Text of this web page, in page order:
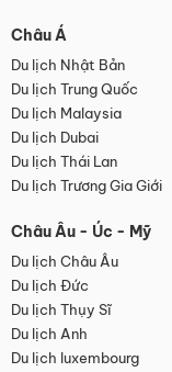
Châu Á
Du lịch Nhật Bản
Du lịch Trung Quốc
Du lịch Malaysia
Du lịch Dubai
Du lịch Thái Lan
Du lịch Trương Gia Giới
Châu Âu - Úc - Mỹ
Du lịch Châu Âu
Du lịch Đức
Du lịch Thụy Sĩ
Du lịch Anh
Du lịch luxembourg